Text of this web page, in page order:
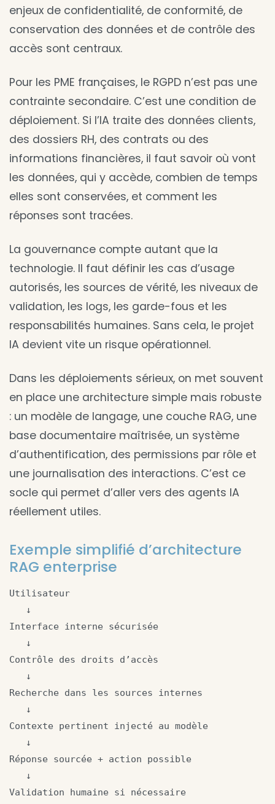
enjeux de confidentialité, de conformité, de
conservation des données et de contrôle des
accès sont centraux.
Pour les PME françaises, le RGPD n’est pas une
contrainte secondaire. C’est une condition de
déploiement. Si l’IA traite des données clients,
des dossiers RH, des contrats ou des
informations financières, il faut savoir où vont
les données, qui y accède, combien de temps
elles sont conservées, et comment les
réponses sont tracées.
La gouvernance compte autant que la
technologie. Il faut définir les cas d’usage
autorisés, les sources de vérité, les niveaux de
validation, les logs, les garde-fous et les
responsabilités humaines. Sans cela, le projet
IA devient vite un risque opérationnel.
Dans les déploiements sérieux, on met souvent
en place une architecture simple mais robuste
: un modèle de langage, une couche RAG, une
base documentaire maîtrisée, un système
d’authentification, des permissions par rôle et
une journalisation des interactions. C’est ce
socle qui permet d’aller vers des agents IA
réellement utiles.
Exemple simplifié d’architecture
RAG enterprise
Utilisateur
   ↓
Interface interne sécurisée
   ↓
Contrôle des droits d’accès
   ↓
Recherche dans les sources internes
   ↓
Contexte pertinent injecté au modèle
   ↓
Réponse sourcée + action possible
   ↓
Validation humaine si nécessaire